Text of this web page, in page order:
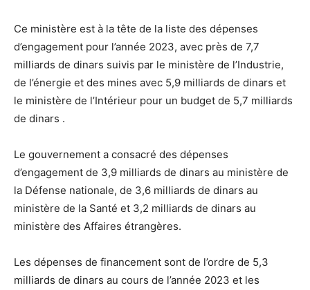
Ce ministère est à la tête de la liste des dépenses
d’engagement pour l’année 2023, avec près de 7,7
milliards de dinars suivis par le ministère de l’Industrie,
de l’énergie et des mines avec 5,9 milliards de dinars et
le ministère de l’Intérieur pour un budget de 5,7 milliards
de dinars .
Le gouvernement a consacré des dépenses
d’engagement de 3,9 milliards de dinars au ministère de
la Défense nationale, de 3,6 milliards de dinars au
ministère de la Santé et 3,2 milliards de dinars au
ministère des Affaires étrangères.
Les dépenses de financement sont de l’ordre de 5,3
milliards de dinars au cours de l’année 2023 et les